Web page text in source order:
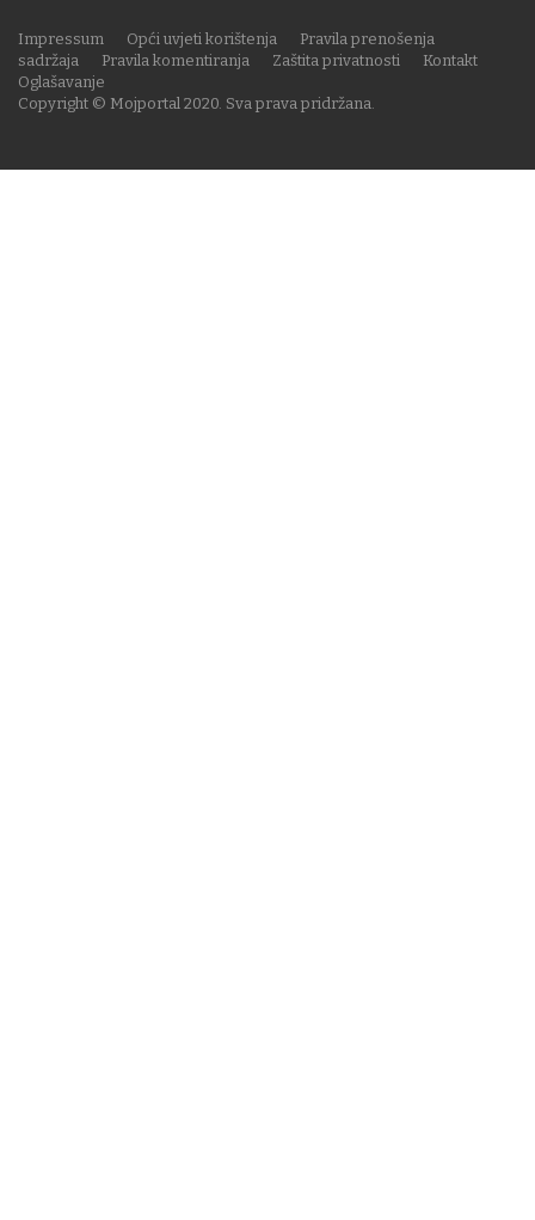
Copyright © Mojportal 2020. Sva prava pridržana.
Impressum Opći uvjeti korištenja
Pravila prenošenja
sadržaja
Pravila komentiranja Zaštita privatnosti
Kontakt
Oglašavanje